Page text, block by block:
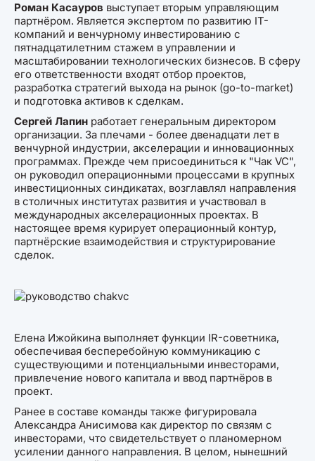
Роман Касауров выступает вторым управляющим
партнёром. Является экспертом по развитию IT-
компаний и венчурному инвестированию с
пятнадцатилетним стажем в управлении и
масштабировании технологических бизнесов. В сферу
его ответственности входят отбор проектов,
разработка стратегий выхода на рынок (go-to-market)
и подготовка активов к сделкам.
Сергей Лапин работает генеральным директором
организации. За плечами - более двенадцати лет в
венчурной индустрии, акселерации и инновационных
программах. Прежде чем присоединиться к "Чак VC",
он руководил операционными процессами в крупных
инвестиционных синдикатах, возглавлял направления
в столичных институтах развития и участвовал в
международных акселерационных проектах. В
настоящее время курирует операционный контур,
партнёрские взаимодействия и структурирование
сделок.
Елена Ижойкина выполняет функции IR-советника,
обеспечивая бесперебойную коммуникацию с
существующими и потенциальными инвесторами,
привлечение нового капитала и ввод партнёров в
проект.
Ранее в составе команды также фигурировала
Александра Анисимова как директор по связям с
инвесторами, что свидетельствует о планомерном
усилении данного направления. В целом, нынешний